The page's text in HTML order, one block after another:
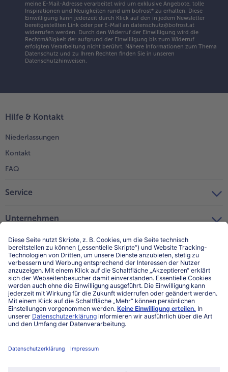
meine E-Mail-Adresse verarbeitet wird um exklusive Angebote, tolle
Inspirationen und Neuigkeiten rund um bofrost* zu erhalten. Diese
Einwilligung kann jederzeit durch Klick auf den in jedem Newsletter
bereitgestellten Link oder per E-Mail an datenschutz@bofrost.at
widerrufen werden. Durch den Widerruf der Einwilligung wird die
Rechtmäßigkeit der aufgrund der Einwilligung bis zum Widerruf
erfolgten Verarbeitung nicht berührt. Nähere Informationen zum Thema
Datenschutz und zu Ihren Rechten finden Sie in unseren
Datenschutzhinweisen.
Hilfe & Kontakt
Niederlassungen
Kontakt
FAQ
Service
Unternehmen
Über uns